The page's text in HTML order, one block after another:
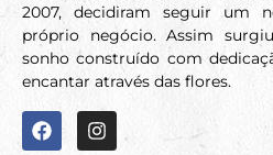
2007, decidiram seguir um
próprio negócio. Assim
sonho construído com
encantar através das flores.